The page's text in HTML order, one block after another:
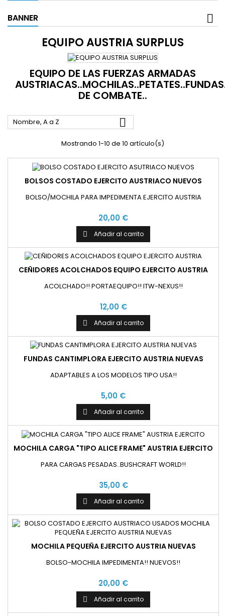
BANNER
EQUIPO AUSTRIA SURPLUS
EQUIPO DE LAS FUERZAS ARMADAS
DE COMBATE..
Nombre, A a Z 
Mostrando 1-10 de 10 artículo(s)
BOLSOS COSTADO EJERCITO AUSTRIACO NUEVOS
BOLSO/MOCHILA PARA IMPEDIMENTA EJERCITO AUSTRIA
20,00 €
 Añadir al carrito
CEÑIDORES ACOLCHADOS EQUIPO EJERCITO AUSTRIA
ACOLCHADO!! PORTAEQUIPO!! ITW-NEXUS!!
12,00 €
 Añadir al carrito
FUNDAS CANTIMPLORA EJERCITO AUSTRIA NUEVAS
ADAPTABLES A LOS MODELOS TIPO USA!!
5,00 €
 Añadir al carrito
MOCHILA CARGA "TIPO ALICE FRAME" AUSTRIA EJERCITO
PARA CARGAS PESADAS..BUSHCRAFT WORLD!!
35,00 €
 Añadir al carrito
MOCHILA PEQUEÑA EJERCITO AUSTRIA NUEVAS
BOLSO-MOCHILA IMPEDIMENTA!! NUEVOS!!
20,00 €
 Añadir al carrito